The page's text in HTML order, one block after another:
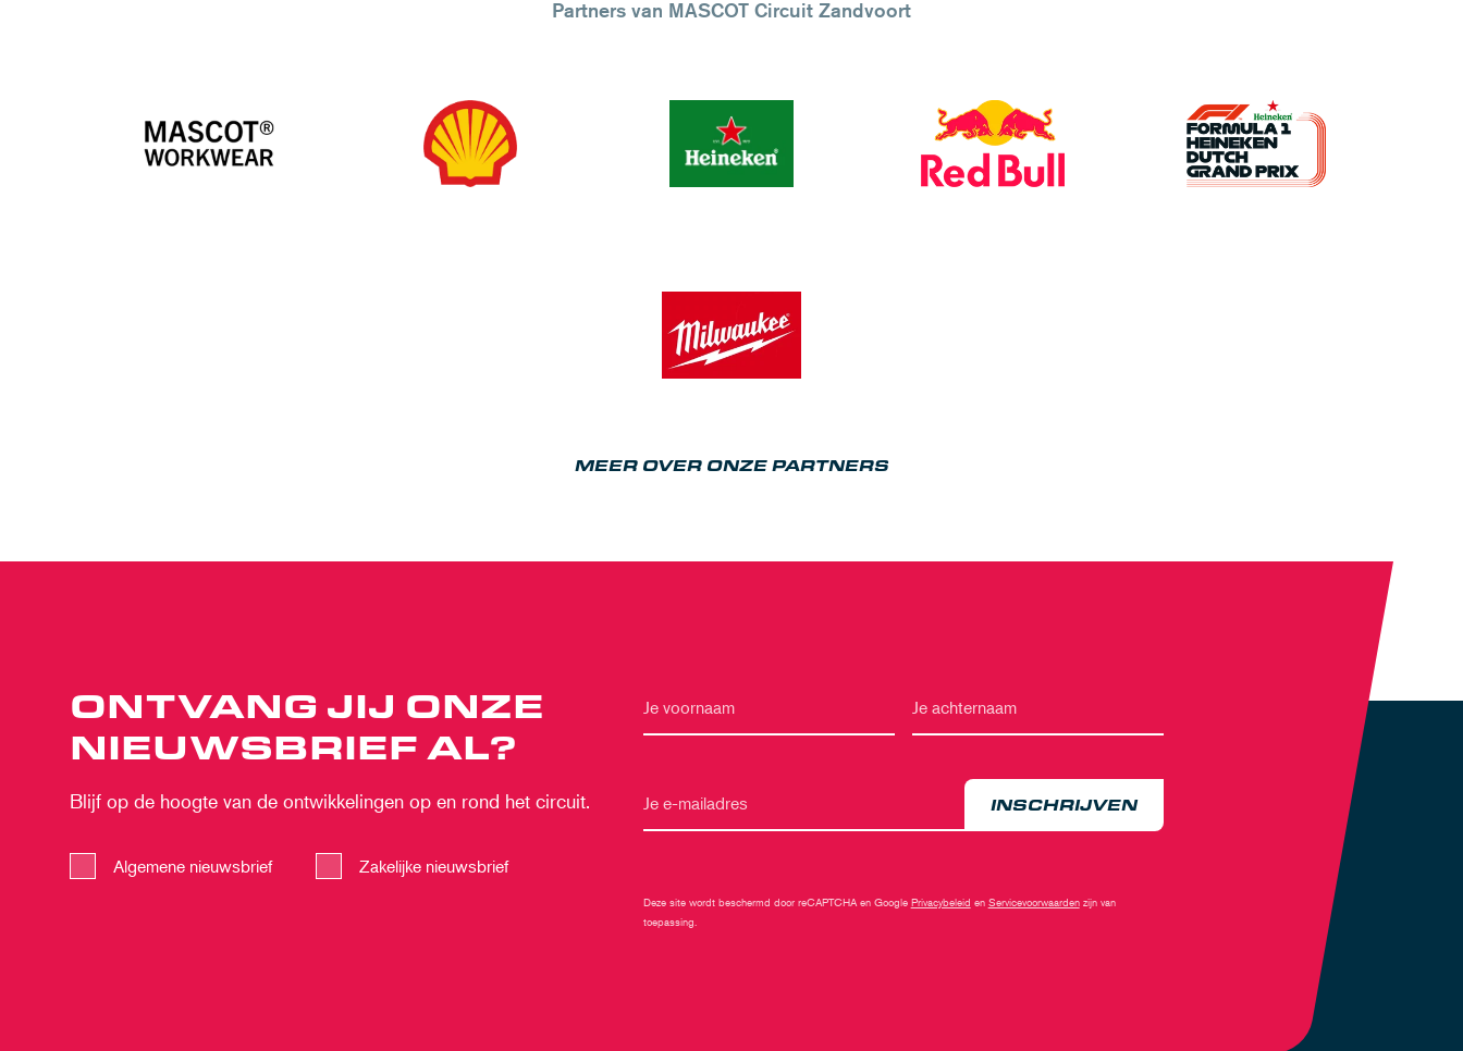
Partners van MASCOT Circuit Zandvoort
MEER OVER ONZE PARTNERS
ONTVANG JIJ ONZE
NIEUWSBRIEF AL?
Blijf op de hoogte van de ontwikkelingen op en rond het circuit.
Algemene nieuwsbrief Zakelijke nieuwsbrief
INSCHRIJVEN
Deze site wordt beschermd door reCAPTCHA en Google Privacybeleid en Servicevoorwaardenzijn van
toepassing.